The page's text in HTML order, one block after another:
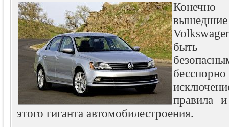
быть
правила
этого гиганта автомобилестроения.